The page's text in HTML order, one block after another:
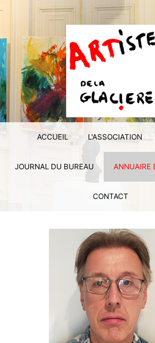
ACCUEIL L'ASSOCIATION
JOURNAL DU BUREAU ANNUAIRE
CONTACT